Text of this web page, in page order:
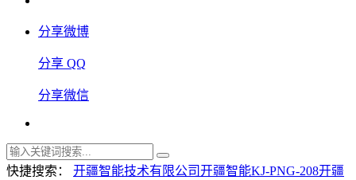
分享微博
分享 QQ
分享微信
快捷搜索： 开疆智能技术有限公司开疆智能KJ-PNG-208开疆